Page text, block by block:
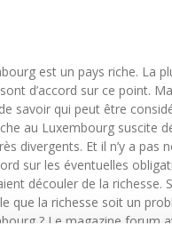
est un pays riche. La
d’accord sur ce point.
savoir qui peut être
au Luxembourg suscite
divergents. Et il n’y a pas
sur les éventuelles
découler de la richesse.
que la richesse soit un
? Le magazine forum